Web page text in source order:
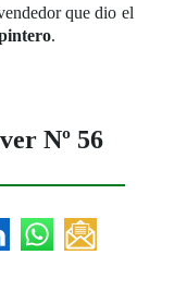
que dio el
.
Nº 56